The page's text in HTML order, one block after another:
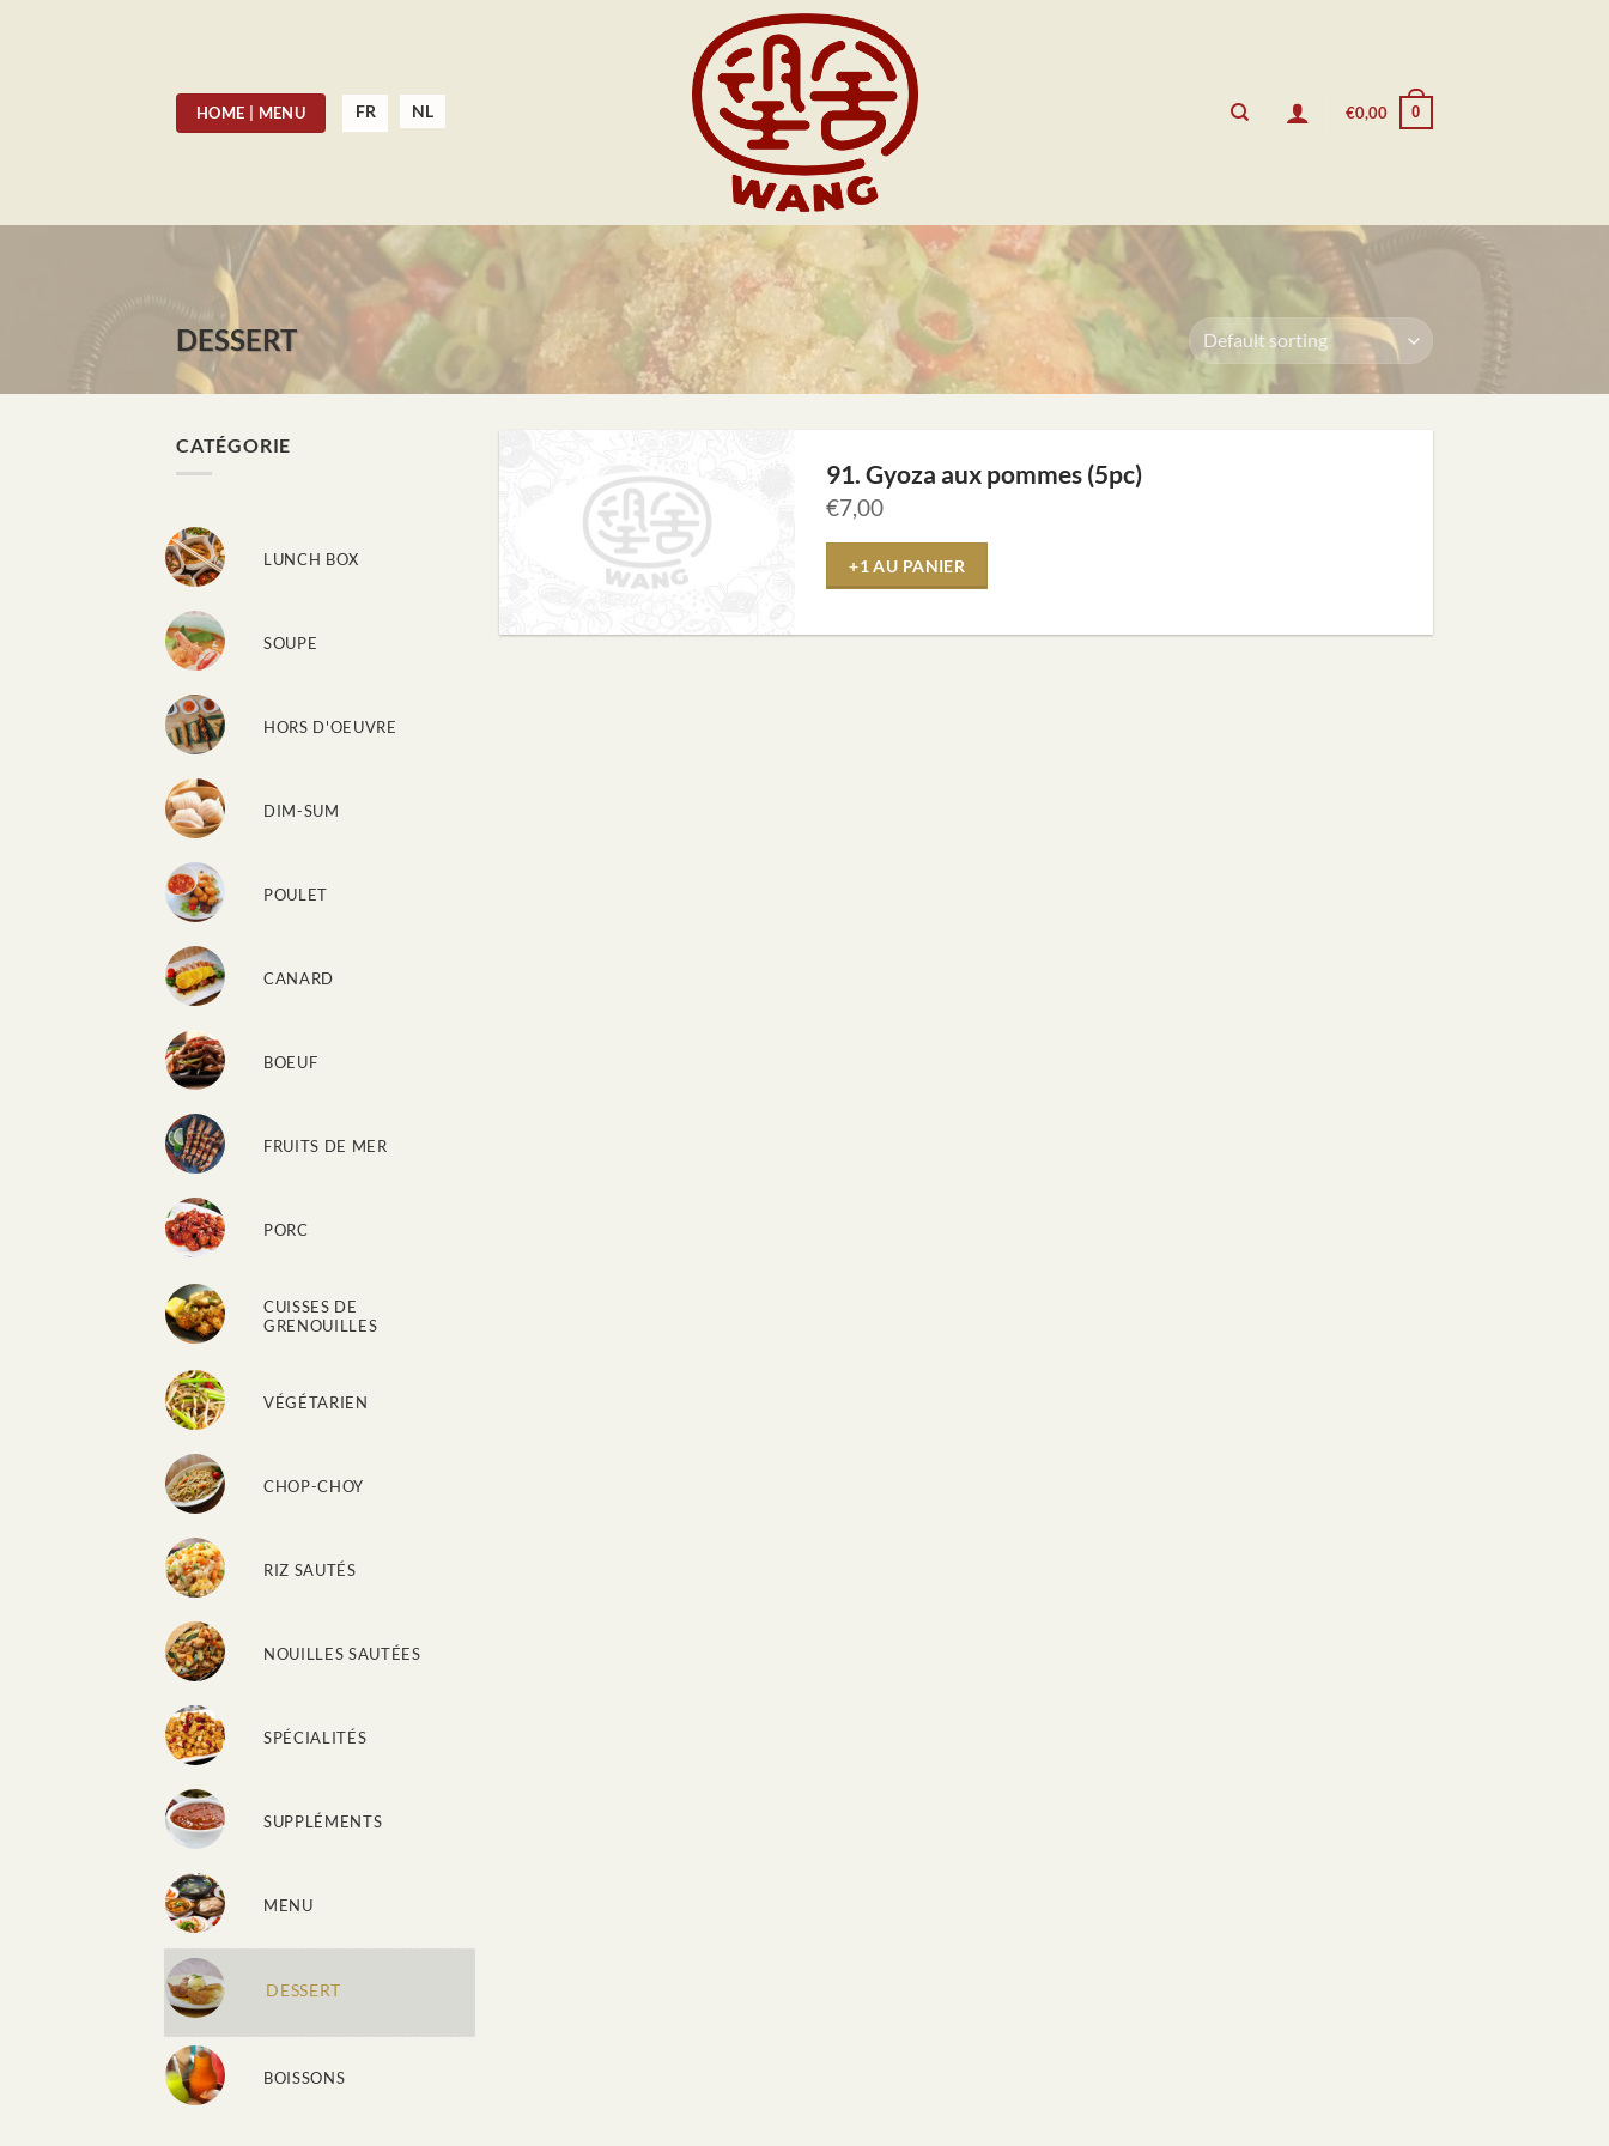
HOME | MENU FR NL €0,00 0
DESSERT
CATÉGORIE
LUNCH BOX
SOUPE
HORS D'OEUVRE
DIM-SUM
POULET
CANARD
BOEUF
FRUITS DE MER
PORC
CUISSES DE
GRENOUILLES
VÉGÉTARIEN
CHOP-CHOY
RIZ SAUTÉS
NOUILLES SAUTÉES
SPÉCIALITÉS
SUPPLÉMENTS
MENU
DESSERT
BOISSONS
91. Gyoza aux pommes (5pc)
€7,00
+1 AU PANIER